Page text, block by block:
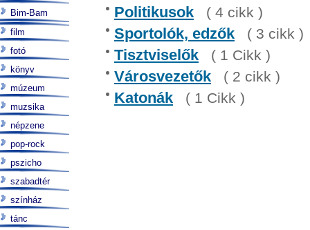
Politikusok ( 4 cikk )
Sportolók, edzők ( 3 cikk )
Tisztviselők ( 1 Cikk )
Városvezetők ( 2 cikk )
Katonák ( 1 Cikk )
Bim-Bam
film
fotó
könyv
múzeum
muzsika
népzene
pop-rock
pszicho
szabadtér
színház
tánc